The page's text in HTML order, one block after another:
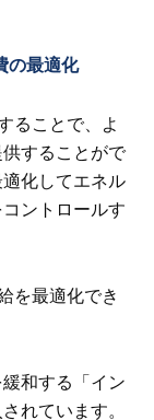
の最適化
ることで、よ
することがで
化してエネル
ントロールす
を最適化でき
和する「イン
れています。